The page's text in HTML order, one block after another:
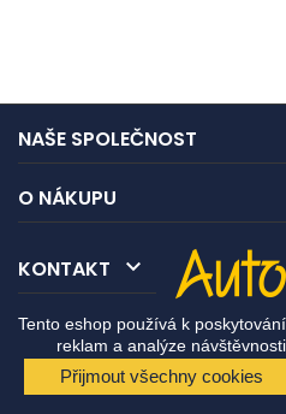
Tento eshop používá k
reklam a analýze
Přijmout všechny cookies
NAŠE SPOLEČNOST
O NÁKUPU
KONTAKT 